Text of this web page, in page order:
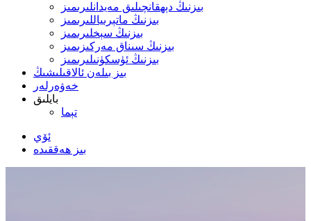
بىزنىڭ دېھقانچىلىق مەيدانلىرىمىز
بىزنىڭ ماتېرىياللىرىمىز
بىزنىڭ سېخلىرىمىز
بىزنىڭ سىناق مەركىزىمىز
بىزنىڭ ئۈسكۈنىلىرىمىز
بىز بىلەن ئالاقىلىشىڭ
خەۋەرلەر
بايلىق
تېما
ئۆي
بىز ھەققىدە